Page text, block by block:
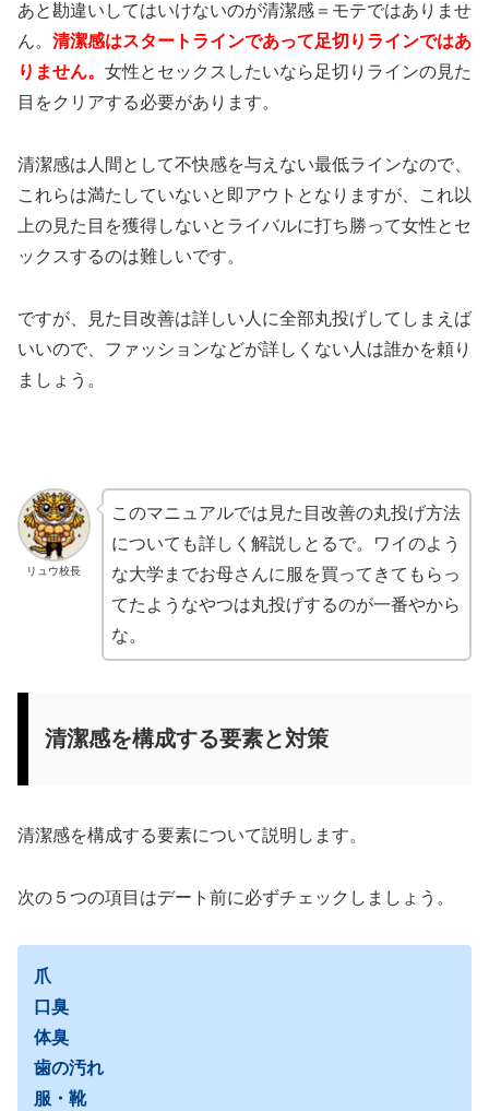
あと勘違いしてはいけないのが清潔感＝モテではありませ
ん。 清潔感はスタートラインであって足切りラインではあ
りません。 女性とセックスしたいなら足切りラインの見た
目をクリアする必要があります。
清潔感は人間として不快感を与えない最低ラインなので、
これらは満たしていないと即アウトとなりますが、これ以
上の見た目を獲得しないとライバルに打ち勝って女性とセ
ックスするのは難しいです。
ですが、見た目改善は詳しい人に全部丸投げしてしまえば
いいので、ファッションなどが詳しくない人は誰かを頼り
ましょう。
リュウ校長
このマニュアルでは見た目改善の丸投げ方法
についても詳しく解説しとるで。ワイのよう
な大学までお母さんに服を買ってきてもらっ
てたようなやつは丸投げするのが一番やから
な。
清潔感を構成する要素と対策
清潔感を構成する要素について説明します。
次の５つの項目はデート前に必ずチェックしましょう。
爪
口臭
体臭
歯の汚れ
服・靴